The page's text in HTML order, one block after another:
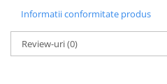
Informatii conformitate produs
Review-uri(0)